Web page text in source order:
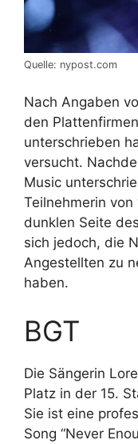
Quelle: nypost.com
Nach Angaben
den
unterschrieben
versucht.
Music
Teilnehmerin von
dunklen Seite
sich jedoch, die
Angestellten zu
haben.
BGT
Die Sängerin
Platz in der 15.
Sie ist eine
Song “Never